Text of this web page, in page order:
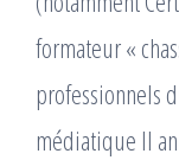
formateur «
professionnels
médiatique Il